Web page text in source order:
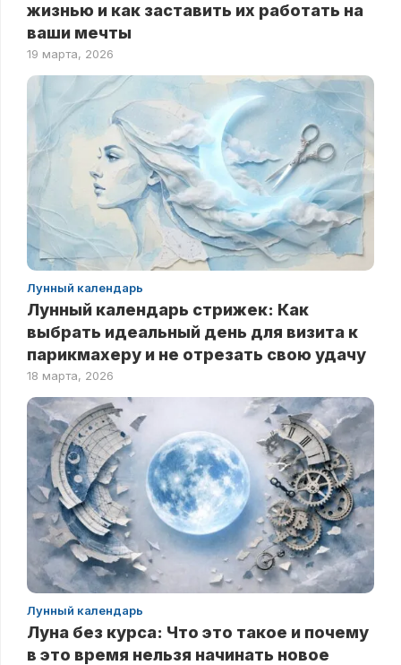
жизнью и как заставить их работать на
ваши мечты
19 марта, 2026
Лунный календарь
Лунный календарь стрижек: Как
выбрать идеальный день для визита к
парикмахеру и не отрезать свою удачу
18 марта, 2026
Лунный календарь
Луна без курса: Что это такое и почему
в это время нельзя начинать новое